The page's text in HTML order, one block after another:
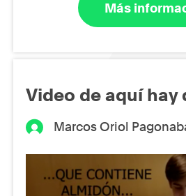
Más
Video de aquí hay
Marcos Oriol